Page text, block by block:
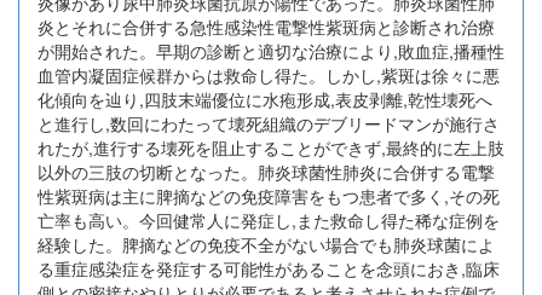
炎とそれに合併する急性感染性電撃性紫斑病と診断され治療
が開始された。早期の診断と適切な治療により,敗血症,播種性
血管内凝固症候群からは救命し得た。しかし,紫斑は徐々に悪
化傾向を辿り,四肢末端優位に水疱形成,表皮剥離,乾性壊死へ
と進行し,数回にわたって壊死組織のデブリードマンが施行さ
れたが,進行する壊死を阻止することができず,最終的に左上肢
以外の三肢の切断となった。肺炎球菌性肺炎に合併する電撃
性紫斑病は主に脾摘などの免疫障害をもつ患者で多く,その死
亡率も高い。今回健常人に発症し,また救命し得た稀な症例を
経験した。脾摘などの免疫不全がない場合でも肺炎球菌によ
る重症感染症を発症する可能性があることを念頭におき,臨床